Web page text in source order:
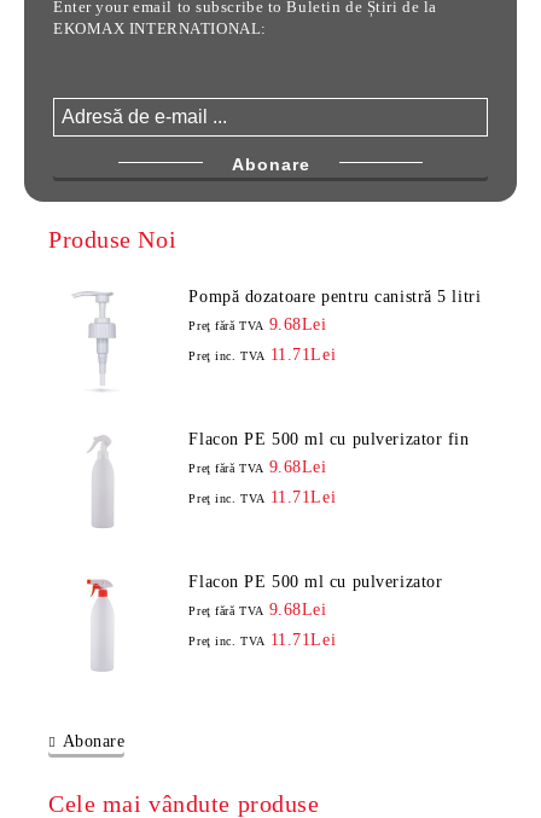
Enter your email to subscribe to Buletin de Știri de la
EKOMAX INTERNATIONAL:
Produse Noi
Pompă dozatoare pentru canistră 5 litri
Preţ fără TVA 9.68Lei
Preţ inc. TVA 11.71Lei
Flacon PE 500 ml cu pulverizator fin
Preţ fără TVA 9.68Lei
Preţ inc. TVA 11.71Lei
Flacon PE 500 ml cu pulverizator
Preţ fără TVA 9.68Lei
Preţ inc. TVA 11.71Lei
Abonare
Cele mai vândute produse